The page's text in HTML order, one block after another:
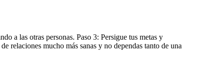
a las otras personas. Paso 3: Persigue tus metas y
relaciones mucho más sanas y no dependas tanto de una